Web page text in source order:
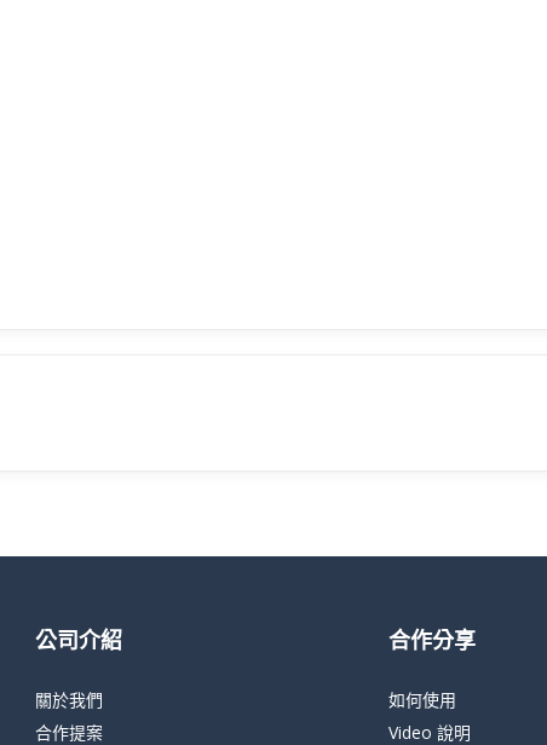
公司介紹
關於我們
合作提案
合作分享
如何使用
Video 說明